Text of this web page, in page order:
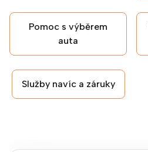
Pomoc s výběrem
auta
Služby navíc a záruky